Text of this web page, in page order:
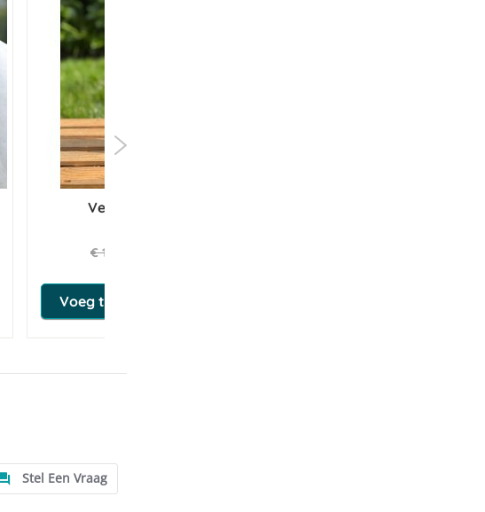
Vetramil Spray
€ 11,50
Voeg toe aan winkeltas
Stel Een Vraag